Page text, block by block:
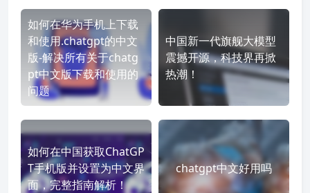
如何在华为手机上下载
和使用.chatgpt的中文
版-解决所有关于chatg
pt中文版下载和使用的
问题
中国新一代旗舰大模型
震撼开源，科技界再掀
热潮！
如何在中国获取ChatGP
T手机版并设置为中文界
面，完整指南解析！
chatgpt中文好用吗